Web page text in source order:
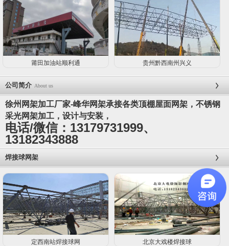
莆田加油站顺利通 贵州黔西南州兴义
公司简介 About us
徐州网架加工厂家-峰华网架承接各类顶棚屋面网架，不锈钢
采光网架加工，设计与安装，
电话/微信：13179731999、
13182343888
焊接球网架
定西南站焊接球网 北京大戏楼焊接球